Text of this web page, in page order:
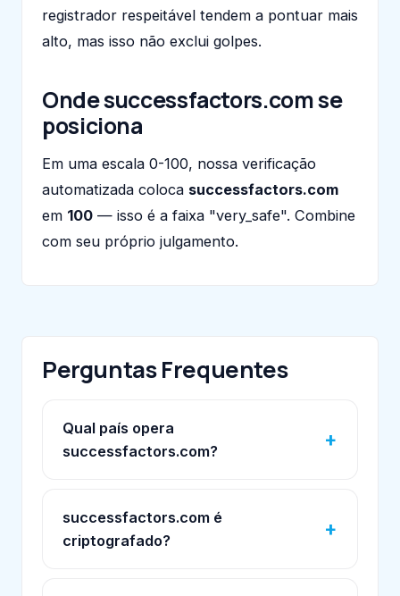
registrador respeitável tendem a pontuar mais
alto, mas isso não exclui golpes.
Onde successfactors.com se
posiciona
Em uma escala 0-100, nossa verificação
automatizada coloca successfactors.com
em 100 — isso é a faixa "very_safe". Combine
com seu próprio julgamento.
Perguntas Frequentes
Qual país opera
successfactors.com?
successfactors.com é
criptografado?